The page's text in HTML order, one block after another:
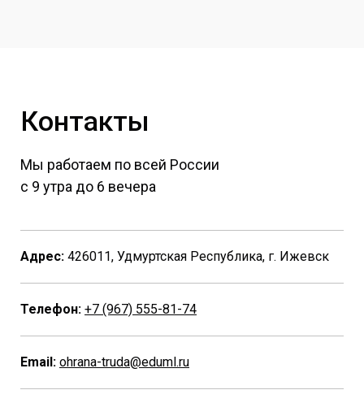
Контакты
Мы работаем по всей России
с 9 утра до 6 вечера
Адрес: 426011, Удмуртская Республика, г. Ижевск
Телефон: +7 (967) 555-81-74
Email: ohrana-truda@eduml.ru